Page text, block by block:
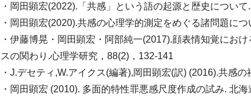
・岡田顕宏(2022).「共感」という語の起源と歴史につい
・岡田顕宏(2020).共感の心理学的測定をめぐる諸問題に
・伊藤博晃・岡田顕宏・阿部純一(2017).顔表情知覚にお
スの関わり.心理学研究，88(2)，132-141
・J.デセティ,W.アイクス(編著),岡田顕宏(訳) (2016).共感
・岡田顕宏 (2010). 多面的特性罪悪感尺度作成の試み. 北